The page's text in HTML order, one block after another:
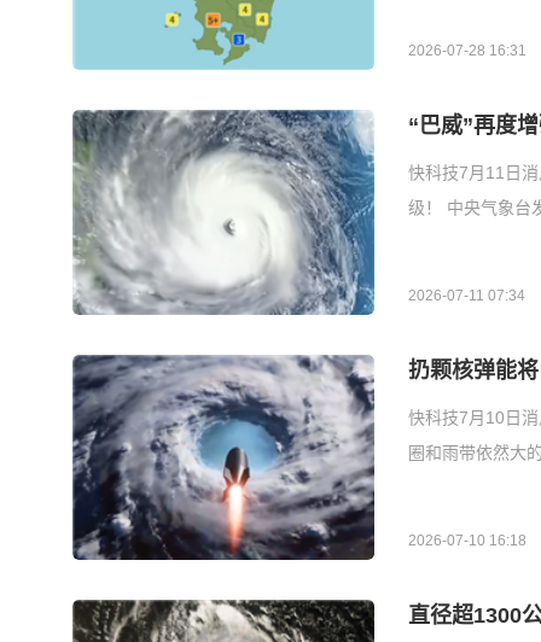
2026-07-28 16:31
“巴威”再度
快科技7月11日
级！ 中央气象台
2026-07-11 07:34
扔颗核弹能
快科技7月10日
圈和雨带依然大
2026-07-10 16:18
直径超1300